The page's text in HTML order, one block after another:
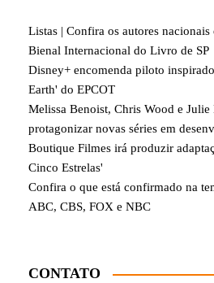
Listas | Confira os autores nacionais
Bienal Internacional do Livro de SP
Disney+ encomenda piloto
Earth' do EPCOT
Melissa Benoist, Chris Wood e Julie
protagonizar novas séries em
Boutique Filmes irá produzir
Cinco Estrelas'
Confira o que está confirmado na
ABC, CBS, FOX e NBC
CONTATO